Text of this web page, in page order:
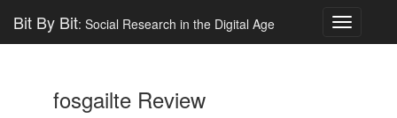
Toggle
Bit By Bit: Social Research in the Digital Age
fosgailte Review